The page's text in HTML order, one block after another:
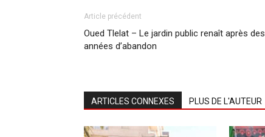
Article précédent
Oued Tlelat – Le jardin public renaît après des
années d’abandon
ARTICLES CONNEXES PLUS DE L'AUTEUR